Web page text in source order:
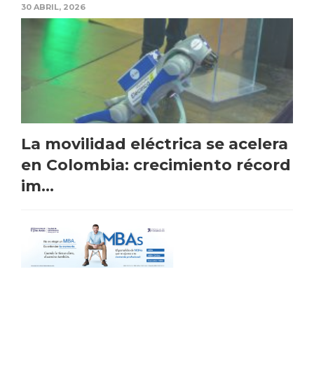
30 ABRIL, 2026
La movilidad eléctrica se acelera
en Colombia: crecimiento récord
im...